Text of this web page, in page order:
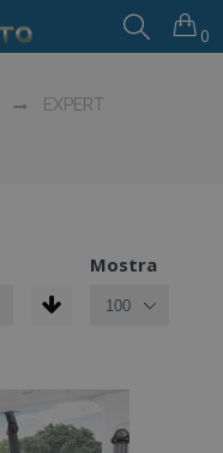
0
EXPERT
Mostra